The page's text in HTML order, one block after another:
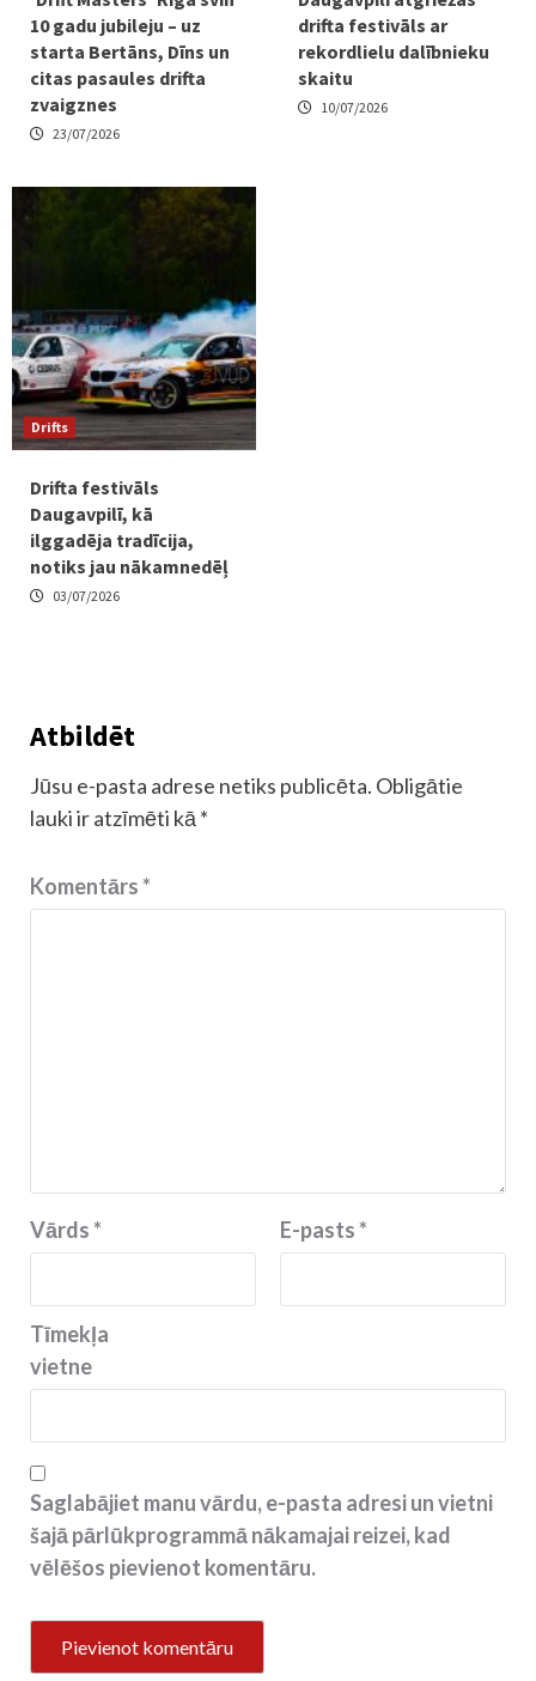
10 gadu jubileju – uz
starta Bertāns, Dīns un
citas pasaules drifta
zvaigznes
23/07/2026
drifta festivāls ar
rekordlielu dalībnieku
skaitu
10/07/2026
Drifts
Drifta festivāls
Daugavpilī, kā
ilggadēja tradīcija,
notiks jau nākamnedēļ
03/07/2026
Atbildēt
Jūsu e-pasta adrese netiks publicēta. Obligātie
lauki ir atzīmēti kā *
Komentārs*
Vārds* E-pasts*
Tīmekļa
vietne
Saglabājiet manu vārdu, e-pasta adresi un vietni
šajā pārlūkprogrammā nākamajai reizei, kad
vēlēšos pievienot komentāru.